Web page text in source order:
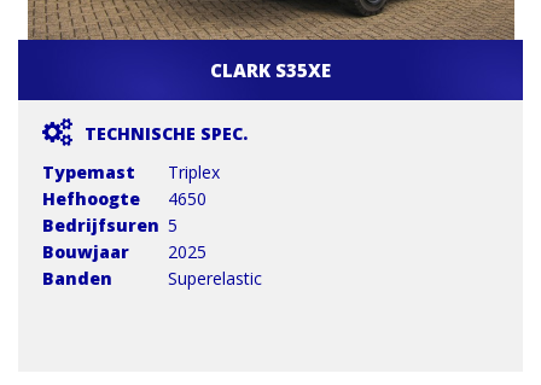
CLARK S35XE
TECHNISCHE SPEC.
Typemast
Triplex
Hefhoogte
4650
Bedrijfsuren 5
Bouwjaar
2025
Banden
Superelastic